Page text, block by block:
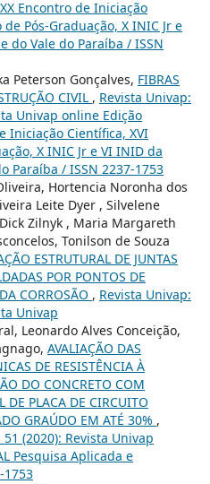
Encontro de Iniciação
Pós-Graduação, X INIC Jr e
do Vale do Paraíba / ISSN
Peterson Gonçalves, FIBRAS
CIVIL , Revista Univap:
Univap online Edição
Iniciação Científica, XVI
X INIC Jr e VI INID da
Paraíba / ISSN 2237-1753
Hortencia Noronha dos
Leite Dyer , Silvelene
Zilnyk , Maria Margareth
Tonilson de Souza
ESTRUTURAL DE JUNTAS
POR PONTOS DE
CORROSÃO , Revista Univap:
Univap
Leonardo Alves Conceição,
AVALIAÇÃO DAS
DE RESISTÊNCIA À
DO CONCRETO COM
DE PLACA DE CIRCUITO
GRAÚDO EM ATÉ 30% ,
(2020): Revista Univap
Pesquisa Aplicada e
1753